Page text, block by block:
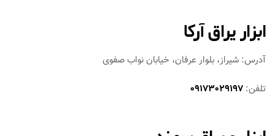
ابزار یراق آرکا
آدرس: شیراز، بلوار عرفان، خیابان نواب صفوی
تلفن: 09173029197